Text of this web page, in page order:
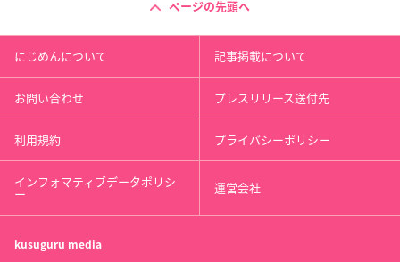
ページの先頭へ
にじめんについて 記事掲載について
お問い合わせ プレスリリース送付先
利用規約 プライバシーポリシー
インフォマティブデータポリシ
ー 運営会社
kusuguru media